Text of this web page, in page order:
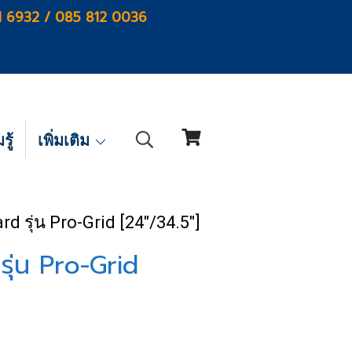
6932 / 085 812 0036
รู้ เพิ่มเติม
รุ่น Pro-Grid [24"/34.5"]
น Pro-Grid